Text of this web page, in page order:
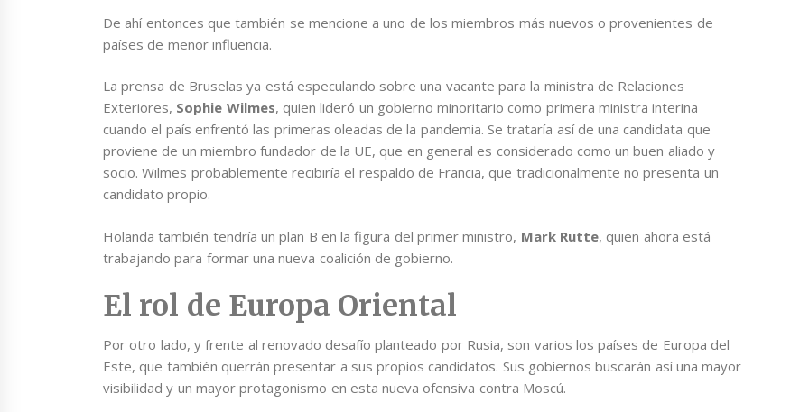
De ahí entonces que también se mencione a uno de los miembros más nuevos o provenientes de
países de menor influencia.
La prensa de Bruselas ya está especulando sobre una vacante para la ministra de Relaciones
Exteriores, Sophie Wilmes, quien lideró un gobierno minoritario como primera ministra interina
cuando el país enfrentó las primeras oleadas de la pandemia. Se trataría así de una candidata que
proviene de un miembro fundador de la UE, que en general es considerado como un buen aliado y
socio. Wilmes probablemente recibiría el respaldo de Francia, que tradicionalmente no presenta un
candidato propio.
Holanda también tendría un plan B en la figura del primer ministro, Mark Rutte, quien ahora está
trabajando para formar una nueva coalición de gobierno.
El rol de Europa Oriental
Por otro lado, y frente al renovado desafío planteado por Rusia, son varios los países de Europa del
Este, que también querrán presentar a sus propios candidatos. Sus gobiernos buscarán así una mayor
visibilidad y un mayor protagonismo en esta nueva ofensiva contra Moscú.